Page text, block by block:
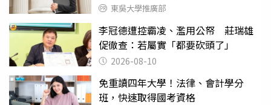
東吳大學推廣部
李冠德遭控霸凌、濫用公帑 莊瑞雄
促徹查：若屬實「都要砍頭了」
2026-08-10
免重讀四年大學！法律、會計學分
班，快速取得國考資格